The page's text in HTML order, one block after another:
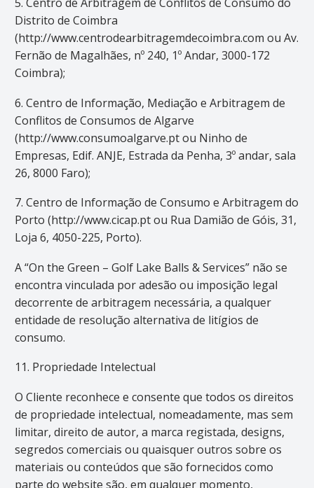
Distrito de Coimbra
(http://www.centrodearbitragemdecoimbra.com ou Av.
Fernão de Magalhães, nº 240, 1º Andar, 3000-172
Coimbra);
6. Centro de Informação, Mediação e Arbitragem de
Conflitos de Consumos de Algarve
(http://www.consumoalgarve.pt ou Ninho de
Empresas, Edif. ANJE, Estrada da Penha, 3º andar, sala
26, 8000 Faro);
7. Centro de Informação de Consumo e Arbitragem do
Porto (http://www.cicap.pt ou Rua Damião de Góis, 31,
Loja 6, 4050-225, Porto).
A “On the Green – Golf Lake Balls & Services” não se
encontra vinculada por adesão ou imposição legal
decorrente de arbitragem necessária, a qualquer
entidade de resolução alternativa de litígios de
consumo.
11. Propriedade Intelectual
O Cliente reconhece e consente que todos os direitos
de propriedade intelectual, nomeadamente, mas sem
limitar, direito de autor, a marca registada, designs,
segredos comerciais ou quaisquer outros sobre os
materiais ou conteúdos que são fornecidos como
parte do website são, em qualquer momento,